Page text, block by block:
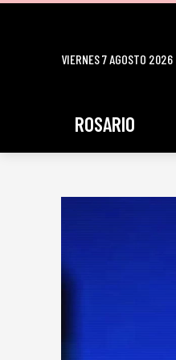
VIERNES 7 AGOSTO 2026
ROSARIO